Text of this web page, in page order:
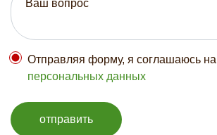
Отправляя форму, я соглашаюсь на
персональных данных
отправить